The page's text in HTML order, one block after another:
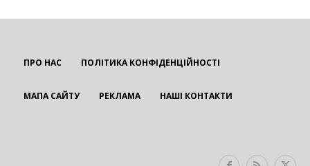
ПРО НАС ПОЛІТИКА КОНФІДЕНЦІЙНОСТІ
МАПА САЙТУ РЕКЛАМА НАШІ КОНТАКТИ